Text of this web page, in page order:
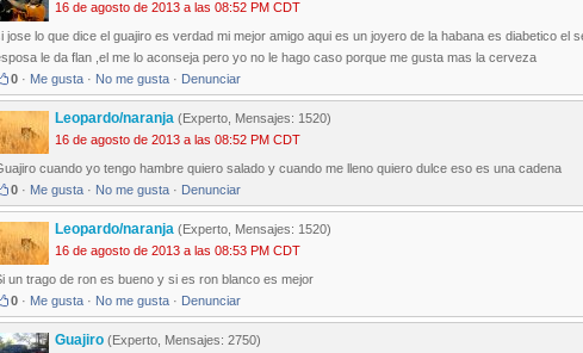
16 de agosto de 2013 a las 08:52 PM CDT
jose lo que dice el guajiro es verdad mi mejor amigo aqui es un joyero de la habana es diabetico el
le da flan ,el me lo aconseja pero yo no le hago caso porque me gusta mas la cerveza
0 · Me gusta · No me gusta · Denunciar
Leopardo/naranja (Experto, Mensajes: 1520)
16 de agosto de 2013 a las 08:52 PM CDT
cuando yo tengo hambre quiero salado y cuando me lleno quiero dulce eso es una cadena
0 · Me gusta · No me gusta · Denunciar
Leopardo/naranja (Experto, Mensajes: 1520)
16 de agosto de 2013 a las 08:53 PM CDT
un trago de ron es bueno y si es ron blanco es mejor
0 · Me gusta · No me gusta · Denunciar
Guajiro (Experto, Mensajes: 2750)